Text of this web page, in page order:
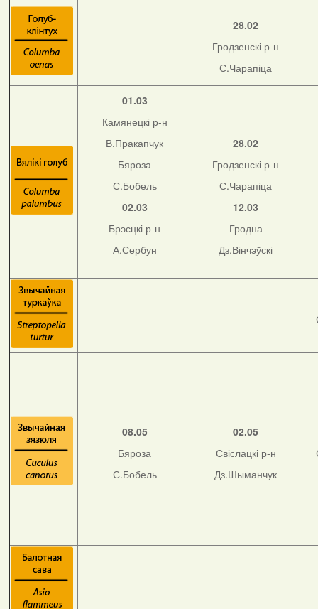
28.02
Гродзенскі р-н
С.Чарапіца
01.03
Камянецкі р-н
В.Пракапчук
Бяроза
С.Бобель
02.03
Брэсцкі р-н
А.Сербун
28.02
Гродзенскі р-н
С.Чарапіца
12.03
Гродна
Дз.Вінчэўскі
08.05
Бяроза
С.Бобель
02.05
Свіслацкі р-н
Дз.Шыманчук